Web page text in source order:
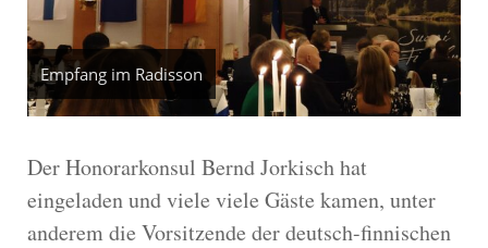
Empfang im Radisson
Der Honorarkonsul Bernd Jorkisch hat
eingeladen und viele viele Gäste kamen, unter
anderem die Vorsitzende der deutsch-finnischen